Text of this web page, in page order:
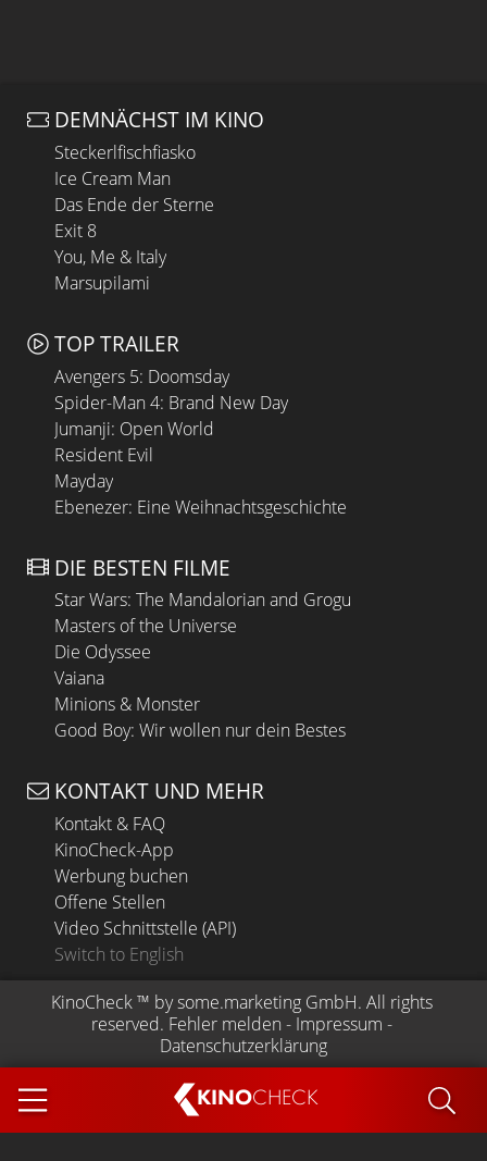
KINOCHECK
DEMNÄCHST IM KINO
Steckerlfischfiasko
Ice Cream Man
Das Ende der Sterne
Exit 8
You, Me & Italy
Marsupilami
TOP TRAILER
Avengers 5: Doomsday
Spider-Man 4: Brand New Day
Jumanji: Open World
Resident Evil
Mayday
Ebenezer: Eine Weihnachtsgeschichte
DIE BESTEN FILME
Star Wars: The Mandalorian and Grogu
Masters of the Universe
Die Odyssee
Vaiana
Minions & Monster
Good Boy: Wir wollen nur dein Bestes
KONTAKT UND MEHR
Kontakt & FAQ
KinoCheck-App
Werbung buchen
Offene Stellen
Video Schnittstelle (API)
Switch to English
KinoCheck ™ by some.marketing GmbH. All rights
reserved. Fehler melden - Impressum -
Datenschutzerklärung